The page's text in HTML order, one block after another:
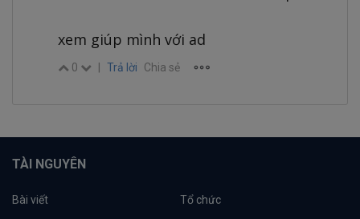
xem giúp mình với ad
0 Trả lời Chia sẻ
TÀI NGUYÊN
Bài viết Tổ chức